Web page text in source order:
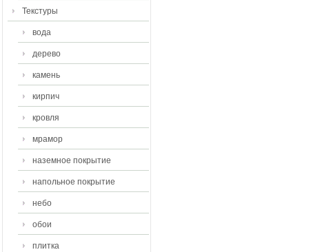
Текстуры
вода
дерево
камень
кирпич
кровля
мрамор
наземное покрытие
напольное покрытие
небо
обои
плитка